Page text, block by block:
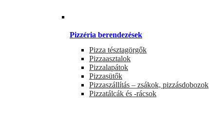
Pizzéria berendezések
Pizza tésztagörgők
Pizzaasztalok
Pizzalapátok
Pizzasütők
Pizzaszállítás – zsákok, pizzásdobozok
Pizzatálcák és -rácsok